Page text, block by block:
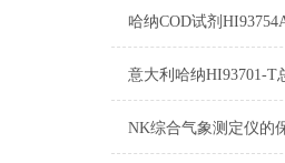
NK综合气象测定仪的